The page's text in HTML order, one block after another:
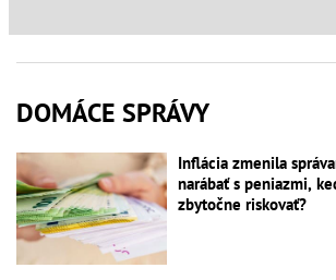
DOMÁCE SPRÁVY
Inflácia zmenila
narábať s peniazmi,
zbytočne riskovať?